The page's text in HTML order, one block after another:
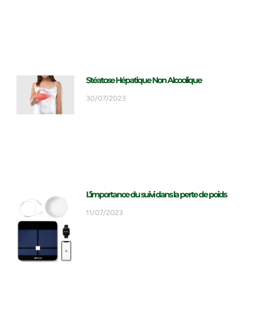
Stéatose Hépatique Non Alcoolique
30/07/2023
L’importance du suivi dans la perte de poids
11/07/2023